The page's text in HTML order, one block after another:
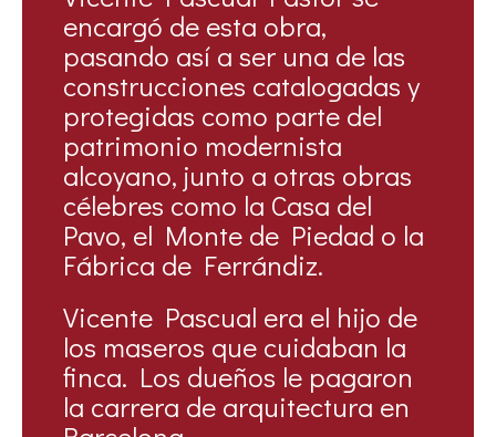
encargó de esta obra,
pasando así a ser una de las
construcciones catalogadas y
protegidas como parte del
patrimonio modernista
alcoyano, junto a otras obras
célebres como la Casa del
Pavo, el Monte de Piedad o la
Fábrica de Ferrándiz.
Vicente Pascual era el hijo de
los maseros que cuidaban la
finca. Los dueños le pagaron
la carrera de arquitectura en